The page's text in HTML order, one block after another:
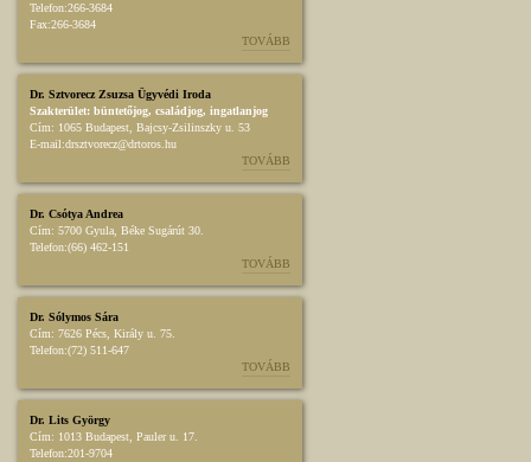
Telefon:266-3684
Fax:266-3684
TOVÁBB
Dr. Sztvorecz Zsuzsa Ügyvédi Iroda
Szakterület: büntetőjog, családjog, ingatlanjog
Cím: 1065 Budapest, Bajcsy-Zsilinszky u. 53
E-mail:drsztvorecz@drtoros.hu
TOVÁBB
Dr. Csótya Andrea
Cím: 5700 Gyula, Béke Sugárút 30.
Telefon:(66) 462-151
TOVÁBB
Dr. Sólymos Sára
Cím: 7626 Pécs, Király u. 75.
Telefon:(72) 511-647
TOVÁBB
Dr. Lits György
Cím: 1013 Budapest, Pauler u. 17.
Telefon:201-9704